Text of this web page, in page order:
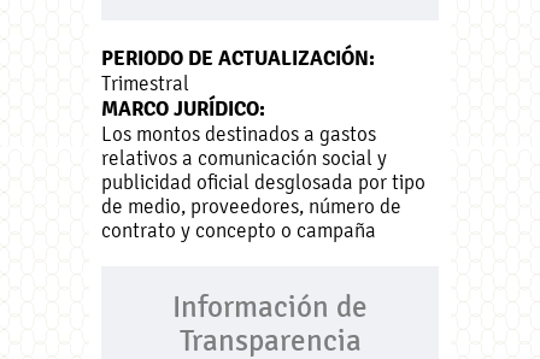
PERIODO DE ACTUALIZACIÓN:
Trimestral
MARCO JURÍDICO:
Los montos destinados a gastos
relativos a comunicación social y
publicidad oficial desglosada por tipo
de medio, proveedores, número de
contrato y concepto o campaña
Información de
Transparencia